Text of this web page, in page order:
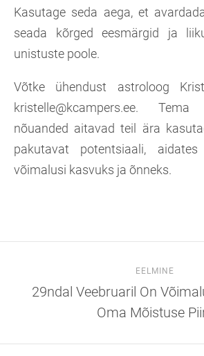
Kasutage seda aega, et
seada kõrged eesmärgid ja
unistuste poole.
Võtke ühendust astroloog
kristelle@kcampers.ee.
nõuanded aitavad teil ära
pakutavat potentsiaali,
võimalusi kasvuks ja õnneks.
EELMINE
29ndal Veebruaril On
Oma Mõistuse